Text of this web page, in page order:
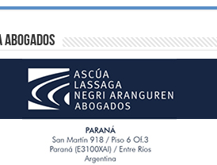
Abogados